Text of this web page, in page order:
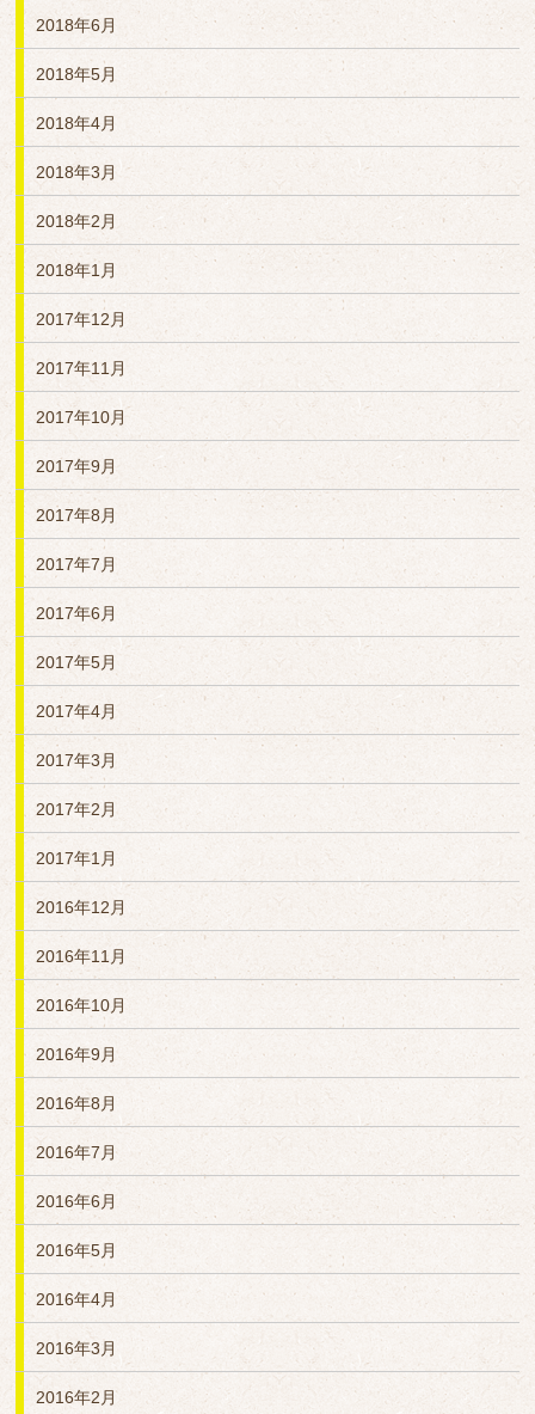
2018年6月
2018年5月
2018年4月
2018年3月
2018年2月
2018年1月
2017年12月
2017年11月
2017年10月
2017年9月
2017年8月
2017年7月
2017年6月
2017年5月
2017年4月
2017年3月
2017年2月
2017年1月
2016年12月
2016年11月
2016年10月
2016年9月
2016年8月
2016年7月
2016年6月
2016年5月
2016年4月
2016年3月
2016年2月